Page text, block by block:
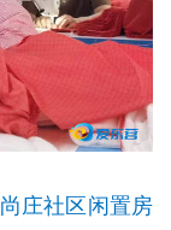
庄社区闲置房